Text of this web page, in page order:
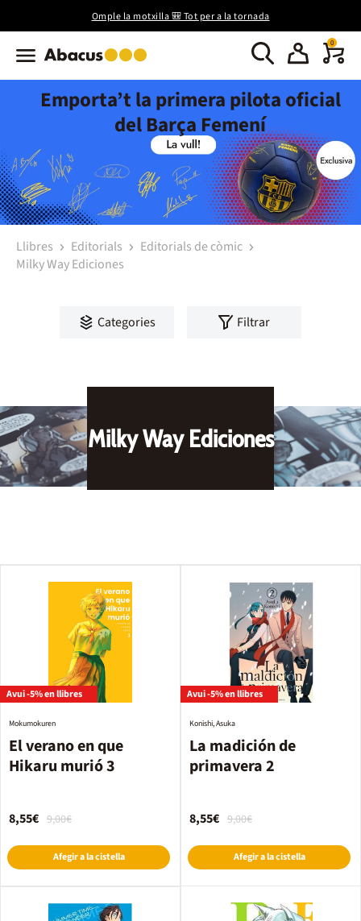
Omple la motxilla 🎒 Tot per a la tornada
0
Emporta’t la primera pilota oficial
del Barça Femení
Llibres Editorials
Editorials de còmic
Milky Way Ediciones
Categories Filtrar
Milky Way Ediciones
Avui -5% en llibres
El verano en que
Hikaru murió 3
Mokumokuren
9,00€
8,55€
Afegir a la cistella
Avui -5% en llibres
La madición de
primavera 2
Konishi, Asuka
9,00€
8,55€
Afegir a la cistella